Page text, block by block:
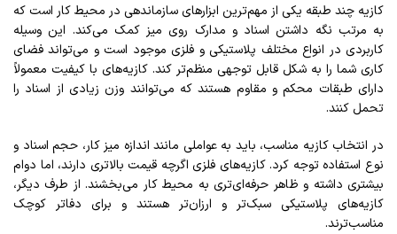
کازیه چند طبقه یکی از مهم‌ترین ابزارهای سازماندهی در محیط کار است که
به مرتب نگه داشتن اسناد و مدارک روی میز کمک می‌کند. این وسیله
کاربردی در انواع مختلف پلاستیکی و فلزی موجود است و می‌تواند فضای
کاری شما را به شکل قابل توجهی منظم‌تر کند. کازیه‌های با کیفیت معمولاً
دارای طبقات محکم و مقاوم هستند که می‌توانند وزن زیادی از اسناد را
تحمل کنند.
در انتخاب کازیه مناسب، باید به عواملی مانند اندازه میز کار، حجم اسناد و
نوع استفاده توجه کرد. کازیه‌های فلزی اگرچه قیمت بالاتری دارند، اما دوام
بیشتری داشته و ظاهر حرفه‌ای‌تری به محیط کار می‌بخشند. از طرف دیگر،
کازیه‌های پلاستیکی سبک‌تر و ارزان‌تر هستند و برای دفاتر کوچک
مناسب‌ترند.